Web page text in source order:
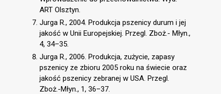
ART Olsztyn.
Jurga R., 2004. Produkcja pszenicy durum i jej
jakość w Unii Europejskiej. Przegl. Zboż.- Młyn.,
4, 34–35.
Jurga R., 2006. Produkcja, zużycie, zapasy
pszenicy ze zbioru 2005 roku na świecie oraz
jakość pszenicy zebranej w USA. Przegl.
Zboż.-Młyn., 1, 36–37.